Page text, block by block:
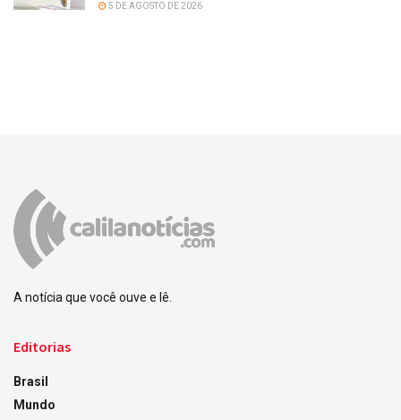
5 DE AGOSTO DE 2026
A notícia que você ouve e lê.
Editorias
Brasil
Mundo